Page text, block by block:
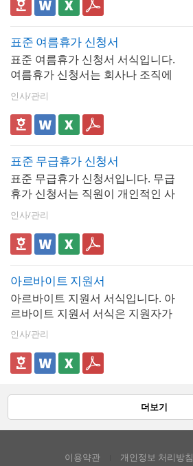
재하거나 사직서 양식에 자발적 퇴
불가능해질 수 있으므로, 사유를 정
확하게 기재하는 것이 중요합니다.
고용센터에서 권고사직 여부를 확
인하는 경우 권고사직서가 핵심 증
빙 자료가 됩니다.
를 위해 사용되며, 직원이 자발적으
는 이를 통해 직원의 퇴사 사유, 퇴
사예정일자 등을 확인할 수 있습니
다.
표준 여름휴가 신청서
표준 여름휴가 신청서 서식입니다.
여름휴가 신청서는 회사나 조직에
서 직원들이 여름휴가를 신청할 때
사용하는 문서입니다. 결재란이 포
함된 서식도 함께 제공됩니다.
인사/관리
표준 무급휴가 신청서
표준 무급휴가 신청서입니다. 무급
휴가 신청서는 직원이 개인적인 사
유로 임금을 받지 않고 휴가를 사용
하려 할 때 회사에 제출하는 문서로,
여기에는 신청자의 소속, 이름, 직위
와 함께 휴가 기간, 그리고 휴가를
하게 기재되어야 합니다. 회사는 이
신청서를 통해 직원의 휴가 계획을
파악하고, 업무 공백을 최소화하며
관리를 할 수 있습니다.
인사/관리
아르바이트 지원서
아르바이트 지원서 서식입니다. 아
르바이트 지원서 서식은 지원자가
자신의 정보를 기업에 제출하기 위
해 사용하는 문서입니다. 아르바이
트 지원서 작성시에는 정확한 정보
를 제공해야 합니다. 개인 정보, 학
며, 잘못된 정보 제공은 신뢰를 잃게
할 수 있습니다.
인사/관리
더보기
이용약관 개인정보 처리방침